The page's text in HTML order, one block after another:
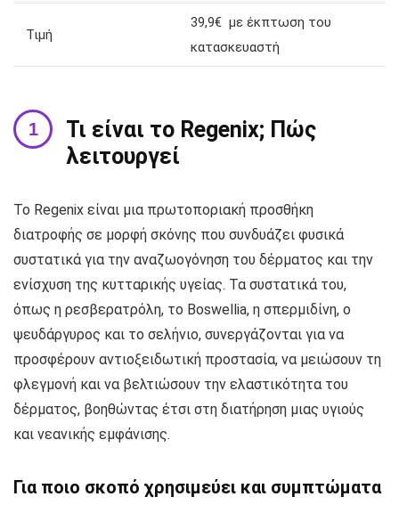
Τιμή
39,9€ με έκπτωση του
κατασκευαστή
Τι είναι το Regenix; Πώς
λειτουργεί
Το Regenix είναι μια πρωτοποριακή προσθήκη
διατροφής σε μορφή σκόνης που συνδυάζει φυσικά
συστατικά για την αναζωογόνηση του δέρματος και την
ενίσχυση της κυτταρικής υγείας. Τα συστατικά του,
όπως η ρεσβερατρόλη, το Boswellia, η σπερμιδίνη, ο
ψευδάργυρος και το σελήνιο, συνεργάζονται για να
προσφέρουν αντιοξειδωτική προστασία, να μειώσουν τη
φλεγμονή και να βελτιώσουν την ελαστικότητα του
δέρματος, βοηθώντας έτσι στη διατήρηση μιας υγιούς
και νεανικής εμφάνισης.
Για ποιο σκοπό χρησιμεύει και συμπτώματα